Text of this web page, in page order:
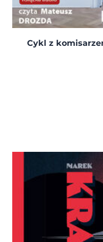
Cykl z